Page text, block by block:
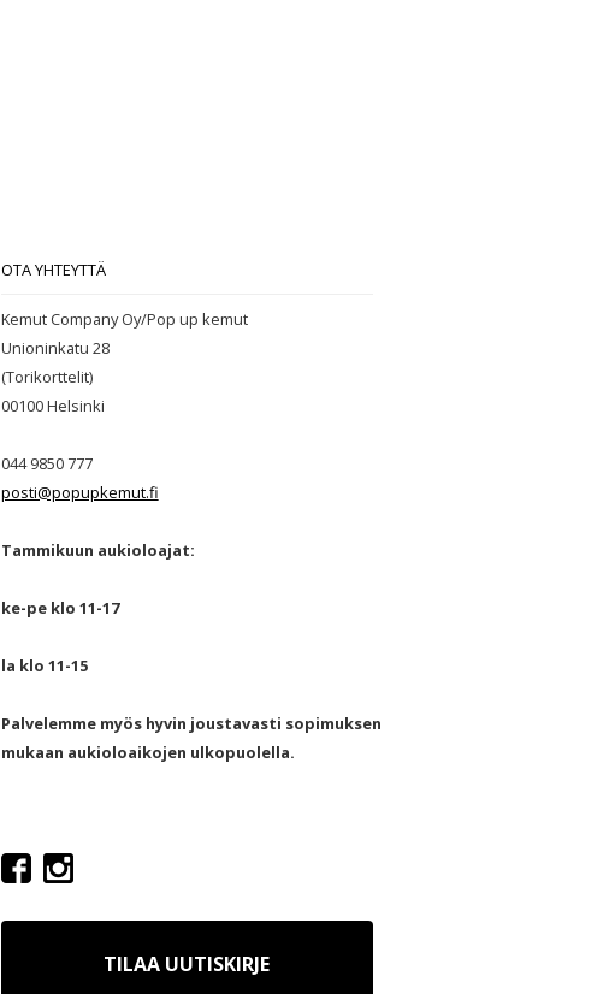
OTA YHTEYTTÄ
Kemut Company Oy/Pop up kemut
Unioninkatu 28
(Torikorttelit)
00100Helsinki
044 9850 777
posti@popupkemut.fi
Tammikuun aukioloajat:
ke-pe klo 11-17
la klo 11-15
Palvelemme myös hyvin joustavasti sopimuksen
mukaan aukioloaikojen ulkopuolella.
TILAA UUTISKIRJE